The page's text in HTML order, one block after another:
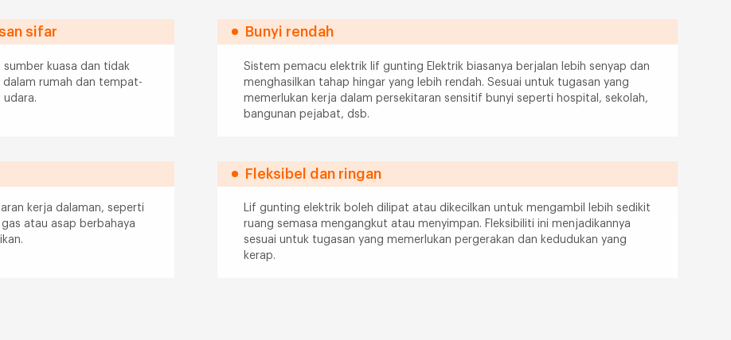
sifar
sumber kuasa dan tidak
dalam rumah dan tempat-
Bunyi rendah
Sistem pemacu elektrik lif gunting Elektrik biasanya berjalan lebih senyap dan
menghasilkan tahap hingar yang lebih rendah. Sesuai untuk tugasan yang
memerlukan kerja dalam persekitaran sensitif bunyi seperti hospital, sekolah,
bangunan pejabat, dsb.
kerja dalaman, seperti
atau asap berbahaya
Fleksibel dan ringan
Lif gunting elektrik boleh dilipat atau dikecilkan untuk mengambil lebih sedikit
ruang semasa mengangkut atau menyimpan. Fleksibiliti ini menjadikannya
sesuai untuk tugasan yang memerlukan pergerakan dan kedudukan yang
kerap.